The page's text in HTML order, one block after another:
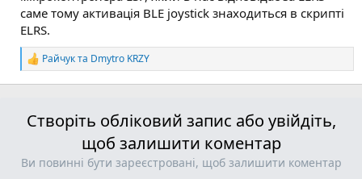
саме тому активація BLE joystick знаходиться в скрипті
ELRS.
Р
ц
і
Райчукта Dmytro KRZY
Створіть обліковий запис або увійдіть,
щоб залишити коментар
Ви повинні бути зареєстровані, щоб залишити коментар